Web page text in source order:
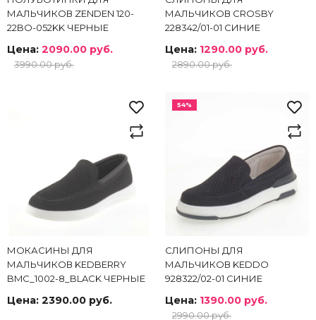
МАЛЬЧИКОВ ZENDEN 120-
22BO-052KK ЧЕРНЫЕ
Цена: 2090.00 руб.
3990.00 руб.
МАЛЬЧИКОВ CROSBY
228342/01-01 СИНИЕ
Цена: 1290.00 руб.
2890.00 руб.
МОКАСИНЫ ДЛЯ
МАЛЬЧИКОВ KEDBERRY
BMC_1002-8_BLACK ЧЕРНЫЕ
Цена: 2390.00 руб.
54%
СЛИПОНЫ ДЛЯ
МАЛЬЧИКОВ KEDDO
928322/02-01 СИНИЕ
Цена: 1390.00 руб.
2990.00 руб.